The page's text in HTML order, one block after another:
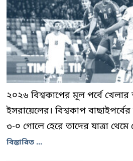
২০২৬ বিশ্বকাপের মূল পর্বে খেলার
ইসরায়েলের। বিশ্বকাপ
৩-০ গোলে হেরে তাদের যাত্রা
বিস্তারিত ...